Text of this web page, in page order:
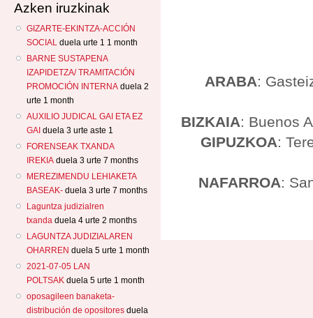
Azken iruzkinak
GIZARTE-EKINTZA-ACCIÓN
SOCIAL duela urte 1 1 month
BARNE SUSTAPENA
IZAPIDETZA/ TRAMITACIÓN
PROMOCIÓN INTERNA duela 2
urte 1 month
AUXILIO JUDICAL GAI ETA EZ
GAI duela 3 urte aste 1
FORENSEAK TXANDA
IREKIA duela 3 urte 7 months
MEREZIMENDU LEHIAKETA
BASEAK- duela 3 urte 7 months
Laguntza judizialren
txanda duela 4 urte 2 months
LAGUNTZA JUDIZIALAREN
OHARREN duela 5 urte 1 month
2021-07-05 LAN
POLTSAK duela 5 urte 1 month
oposagileen banaketa-
distribución de opositores duela
ARABA:
BIZKAIA: Buenos
GIPUZKOA:
NAFARROA: